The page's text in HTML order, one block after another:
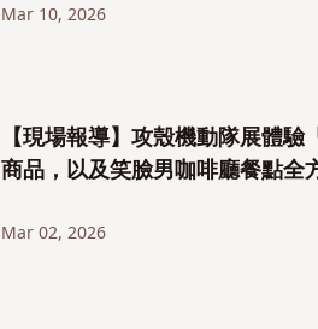
Mar 10, 2026
【現場報導】攻殼機動隊展體
商品，以及笑臉男咖啡廳餐點全
Mar 02, 2026